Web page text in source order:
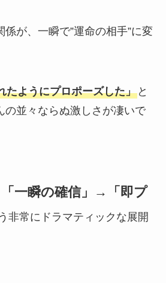
が、一瞬で”運命の相手”に変
たようにプロポーズした」と
の並々ならぬ激しさが凄いで
一瞬の確信」→「即プ
非常にドラマティックな展開